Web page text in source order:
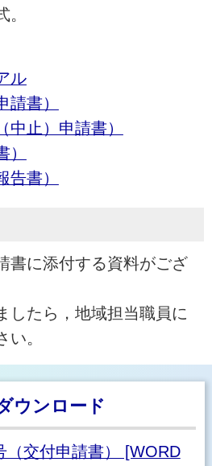
ル
書）
止）申請書）
書）
書に添付する資料がござ
したら，地域担当職員に
。
ウンロード
（交付申請書） [WORD